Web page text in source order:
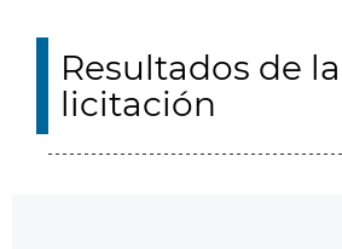
Resultados de la
licitación